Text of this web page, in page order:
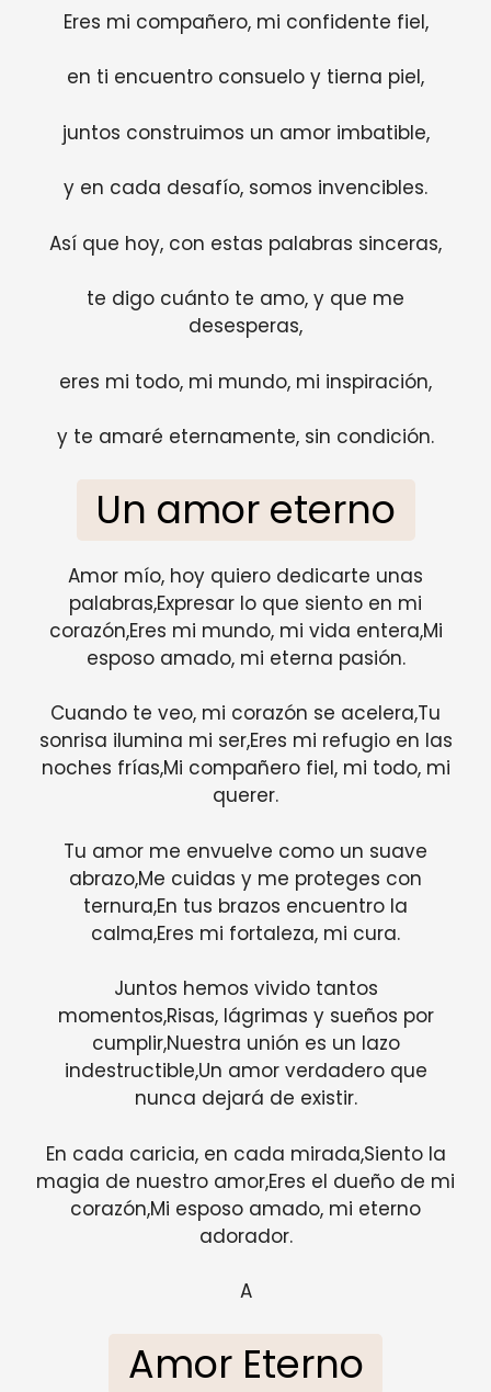
Eres mi compañero, mi confidente fiel,
en ti encuentro consuelo y tierna piel,
juntos construimos un amor imbatible,
y en cada desafío, somos invencibles.
Así que hoy, con estas palabras sinceras,
te digo cuánto te amo, y que me
desesperas,
eres mi todo, mi mundo, mi inspiración,
y te amaré eternamente, sin condición.
Un amor eterno
Amor mío, hoy quiero dedicarte unas
palabras,Expresar lo que siento en mi
corazón,Eres mi mundo, mi vida entera,Mi
esposo amado, mi eterna pasión.
Cuando te veo, mi corazón se acelera,Tu
sonrisa ilumina mi ser,Eres mi refugio en las
noches frías,Mi compañero fiel, mi todo, mi
querer.
Tu amor me envuelve como un suave
abrazo,Me cuidas y me proteges con
ternura,En tus brazos encuentro la
calma,Eres mi fortaleza, mi cura.
Juntos hemos vivido tantos
momentos,Risas, lágrimas y sueños por
cumplir,Nuestra unión es un lazo
indestructible,Un amor verdadero que
nunca dejará de existir.
En cada caricia, en cada mirada,Siento la
magia de nuestro amor,Eres el dueño de mi
corazón,Mi esposo amado, mi eterno
adorador.
A
Amor Eterno